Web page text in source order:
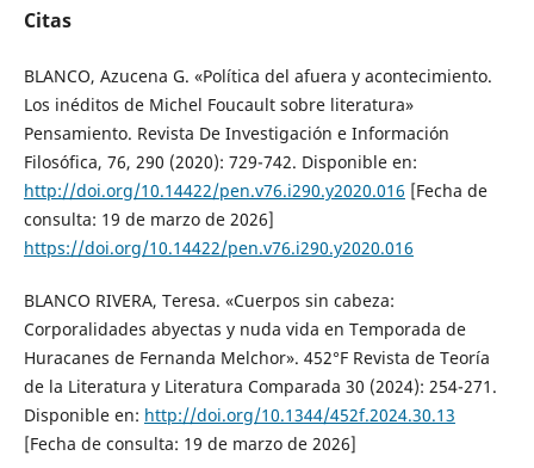
Citas
BLANCO, Azucena G. «Política del afuera y acontecimiento.
Los inéditos de Michel Foucault sobre literatura»
Pensamiento. Revista De Investigación e Información
Filosófica, 76, 290 (2020): 729-742. Disponible en:
http://doi.org/10.14422/pen.v76.i290.y2020.016 [Fecha de
consulta: 19 de marzo de 2026]
https://doi.org/10.14422/pen.v76.i290.y2020.016
BLANCO RIVERA, Teresa. «Cuerpos sin cabeza:
Corporalidades abyectas y nuda vida en Temporada de
Huracanes de Fernanda Melchor». 452°F Revista de Teoría
de la Literatura y Literatura Comparada 30 (2024): 254-271.
Disponible en: http://doi.org/10.1344/452f.2024.30.13
[Fecha de consulta: 19 de marzo de 2026]